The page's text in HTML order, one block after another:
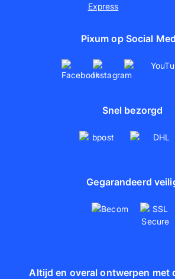
Pixum op Social
Snel bezorgd
Gegarandeerd
Altijd en overal ontwerpen met